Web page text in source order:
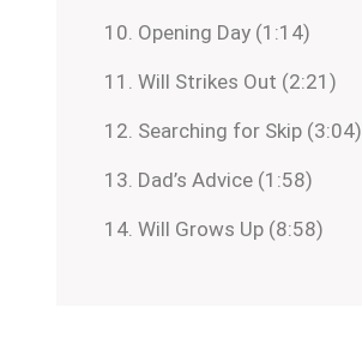
Opening Day (1:14)
Will Strikes Out (2:21)
Searching for Skip (3:04)
Dad’s Advice (1:58)
Will Grows Up (8:58)